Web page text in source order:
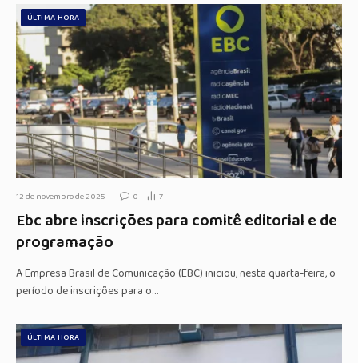
ÚLTIMA HORA
12 de novembro de 2025 0 7
Ebc abre inscrições para comitê editorial e de
programação
A Empresa Brasil de Comunicação (EBC) iniciou, nesta quarta-feira, o
período de inscrições para o…
ÚLTIMA HORA